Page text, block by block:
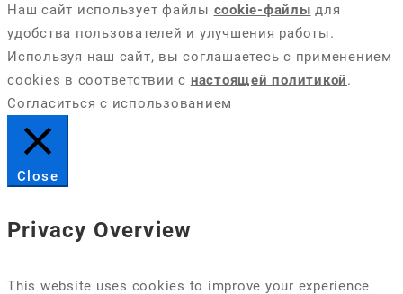
Наш сайт использует файлы cookie-файлы для
удобства пользователей и улучшения работы.
Используя наш сайт, вы соглашаетесь с применением
cookies в соответствии с настоящей политикой.
Согласиться с использованием
Close
Privacy Overview
This website uses cookies to improve your experience